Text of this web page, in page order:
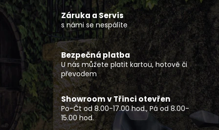
Záruka a Servis
s námi se nespálíte
Bezpečná platba
U nás můžete platit kartou, hotově či
převodem
Showroom v Třinci otevřen
Po-Čt od 8.00-17.00 hod., Pá od 8.00-
15.00 hod.